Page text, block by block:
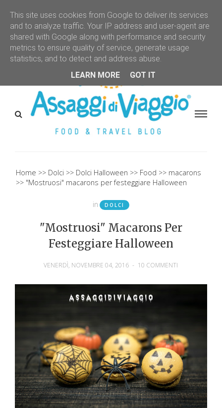
Home Dolci Dolci Halloween Food
macarons
"Mostruosi" macarons per festeggiare Halloween
in DOLCI
"Mostruosi" Macarons Per
Festeggiare Halloween
VENERDÌ, NOVEMBRE 04, 2016 - 10 COMMENTI
This site uses cookies from Google to deliver its services
and to analyze traffic. Your IP address and user-agent are
shared with Google along with performance and security
metrics to ensure quality of service, generate usage
statistics, and to detect and address abuse.
LEARN MORE
GOT IT